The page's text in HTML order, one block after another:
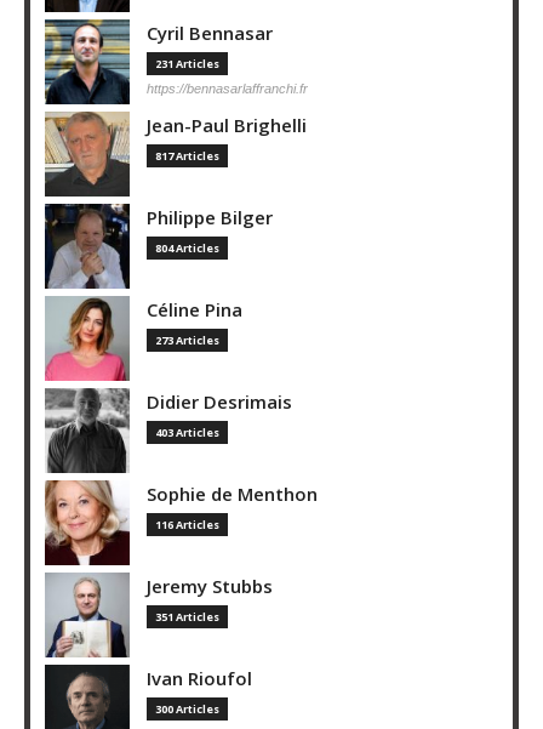
Cyril Bennasar
231 Articles
https://bennasarlaffranchi.fr
Jean-Paul Brighelli
817 Articles
Philippe Bilger
804 Articles
Céline Pina
273 Articles
Didier Desrimais
403 Articles
Sophie de Menthon
116 Articles
Jeremy Stubbs
351 Articles
Ivan Rioufol
300 Articles